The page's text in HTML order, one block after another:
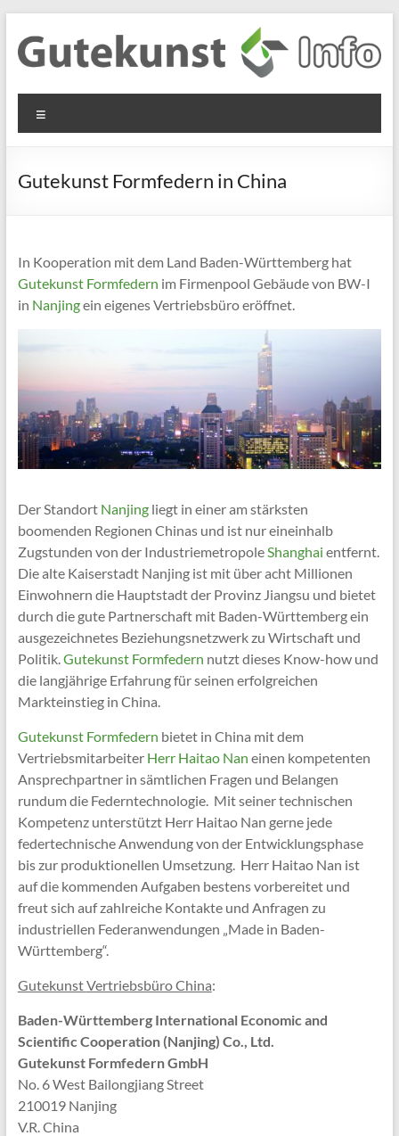
Inhalt
springen
Gutekunst
Formfedern
GmbH
Informationen
Flachmaterial
Gutekunst Formfedern in China
In Kooperation mit dem Land Baden-Württemberg hat
Gutekunst Formfedern im Firmenpool Gebäude von BW-I
in Nanjingein eigenes Vertriebsbüro eröffnet.
Der Standort Nanjingliegt in einer am stärksten
boomenden Regionen Chinas und ist nur eineinhalb
Zugstunden von der Industriemetropole Shanghai entfernt.
Die alte Kaiserstadt Nanjing ist mit über acht Millionen
Einwohnern die Hauptstadt der Provinz Jiangsu und bietet
durch die gute Partnerschaft mit Baden-Württemberg ein
ausgezeichnetes Beziehungsnetzwerk zu Wirtschaft und
Politik. Gutekunst Formfedern nutzt dieses Know-how und
die langjährige Erfahrung für seinen erfolgreichen
Markteinstieg in China.
Gutekunst Formfedern bietet in China mit dem
Vertriebsmitarbeiter Herr Haitao Nan einen kompetenten
Ansprechpartner in sämtlichen Fragen und Belangen
rundum die Federntechnologie. Mit seiner technischen
Kompetenz unterstützt Herr Haitao Nan gerne jede
federtechnische Anwendung von der Entwicklungsphase
bis zur produktionellen Umsetzung. Herr Haitao Nan ist
auf die kommenden Aufgaben bestens vorbereitet und
freut sich auf zahlreiche Kontakte und Anfragen zu
industriellen Federanwendungen „Made in Baden-
Württemberg“.
GutekunstVertriebsbüro China:
Baden-Württemberg International Economic and
Scientific Cooperation (Nanjing) Co., Ltd.
Gutekunst Formfedern GmbH
No. 6 West Bailongjiang Street
210019 Nanjing
V.R. China